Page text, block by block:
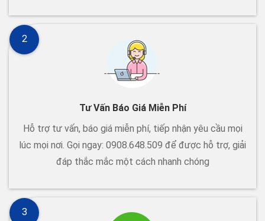
Tư Vấn Báo Giá Miễn Phí
Hỗ trợ tư vấn, báo giá miễn phí, tiếp nhận yêu cầu mọi
lúc mọi nơi. Gọi ngay: 0908.648.509 để được hỗ trợ, giải
đáp thắc mắc một cách nhanh chóng
2
3